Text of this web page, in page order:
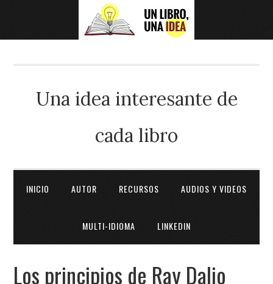
Una idea interesante de
cada libro
INICIO AUTOR RECURSOS AUDIOS Y VIDEOS
MULTI-IDIOMA LINKEDIN
Los principios de Ray Dalio